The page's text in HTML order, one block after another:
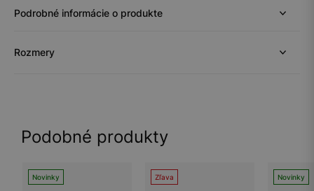
Podrobné informácie o produkte
Rozmery
Podobné produkty
Novinky Zľava Novinky